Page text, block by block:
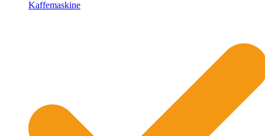
Kaffemaskine